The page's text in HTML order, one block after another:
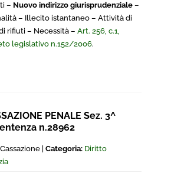
– Nuovo indirizzo giurisprudenziale –
– Illecito istantaneo – Attività di
rifiuti – Necessità – Art. 256, c.1,
legislativo n.152/2006.
PENALE Sez. 3^
n.28962
| Categoria: Diritto